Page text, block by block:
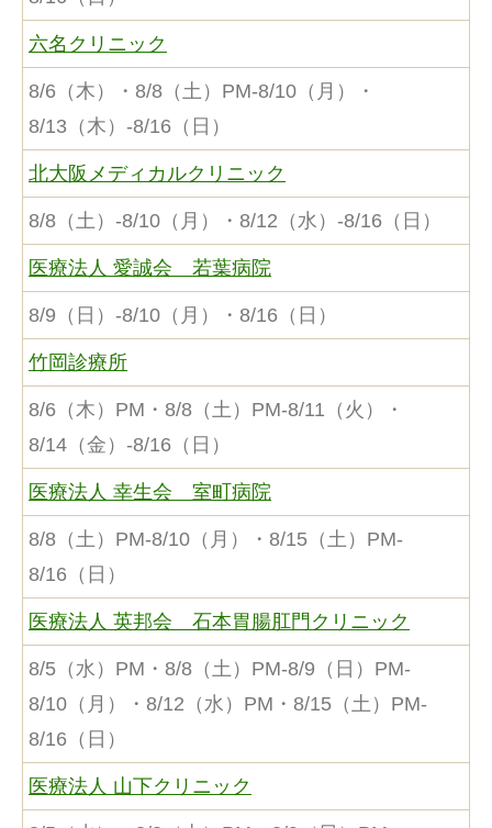
六名クリニック
8/6（木）・8/8（土）PM-8/10（月）・
8/13（木）-8/16（日）
北大阪メディカルクリニック
8/8（土）-8/10（月）・8/12（水）-8/16（日）
医療法人 愛誠会 若葉病院
8/9（日）-8/10（月）・8/16（日）
竹岡診療所
8/6（木）PM・8/8（土）PM-8/11（火）・
8/14（金）-8/16（日）
医療法人 幸生会 室町病院
8/8（土）PM-8/10（月）・8/15（土）PM-
8/16（日）
医療法人 英邦会 石本胃腸肛門クリニック
8/5（水）PM・8/8（土）PM-8/9（日）PM-
8/10（月）・8/12（水）PM・8/15（土）PM-
8/16（日）
医療法人 山下クリニック